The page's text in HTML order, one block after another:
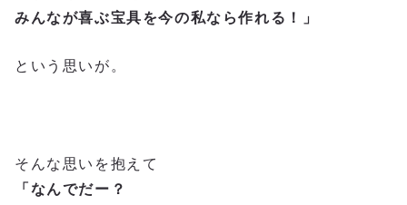
みんなが喜ぶ宝具を今の私なら作れる！」
という思いが。
そんな思いを抱えて
「なんでだー？